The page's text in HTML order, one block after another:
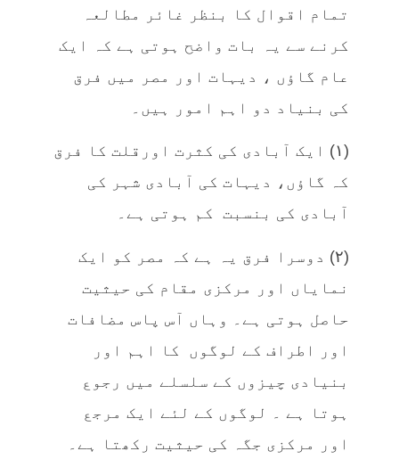
تمام اقوال کا بنظر غائر مطالعہ
کرنے سے یہ بات واضح ہوتی ہے کہ ایک
عام گاؤں ، دیہات اور مصر میں فرق
کی بنیاد دو اہم امور ہیں۔
(۱) ایک آبادی کی کثرت اورقلت کا فرق
کہ گاؤں، دیہات کی آبادی شہر کی
آبادی کی بنسبت کم ہوتی ہے۔
(۲) دوسرا فرق یہ ہے کہ مصر کو ایک
نمایاں اور مرکزی مقام کی حیثیت
حاصل ہوتی ہے۔ وہاں آس پاس مضافات
اور اطراف کے لوگوں کا اہم اور
بنیادی چیزوں کے سلسلے میں رجوع
ہوتا ہے ۔ لوگوں کے لئے ایک مرجع
اور مرکزی جگہ کی حیثیت رکھتا ہے۔